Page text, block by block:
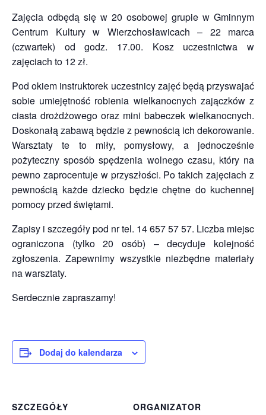
Zajęcia odbędą się w 20 osobowej grupie w Gminnym
Centrum Kultury w Wierzchosławicach – 22 marca
(czwartek) od godz. 17.00. Kosz uczestnictwa w
zajęciach to 12 zł.
Pod okiem instruktorek uczestnicy zajęć będą przyswajać
sobie umiejętność robienia wielkanocnych zajączków z
ciasta drożdżowego oraz mini babeczek wielkanocnych.
Doskonałą zabawą będzie z pewnością ich dekorowanie.
Warsztaty te to miły, pomysłowy, a jednocześnie
pożyteczny sposób spędzenia wolnego czasu, który na
pewno zaprocentuje w przyszłości. Po takich zajęciach z
pewnością każde dziecko będzie chętne do kuchennej
pomocy przed świętami.
Zapisy i szczegóły pod nr tel. 14 657 57 57. Liczba miejsc
ograniczona (tylko 20 osób) – decyduje kolejność
zgłoszenia. Zapewnimy wszystkie niezbędne materiały
na warsztaty.
Serdecznie zapraszamy!
Dodaj do kalendarza
SZCZEGÓŁY
ORGANIZATOR